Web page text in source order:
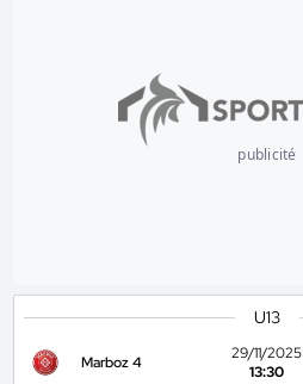
publicité
U13
Marboz 4
29/11/2025
13:30